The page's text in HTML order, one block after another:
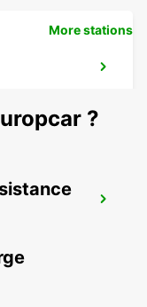
More stations
?